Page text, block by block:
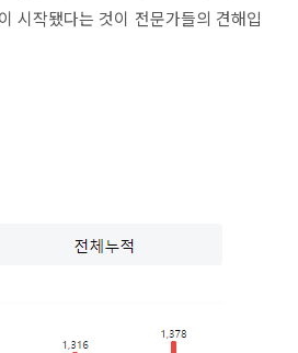
시작됐다는 것이 전문가들의 견해입